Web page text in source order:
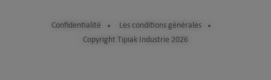
Confidentialité
Les conditions générales
Copyright Tipiak Industrie 2026